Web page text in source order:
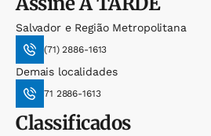
Salvador e Região Metropolitana
(71) 2886-1613
Demais localidades
71 2886-1613
Classificados